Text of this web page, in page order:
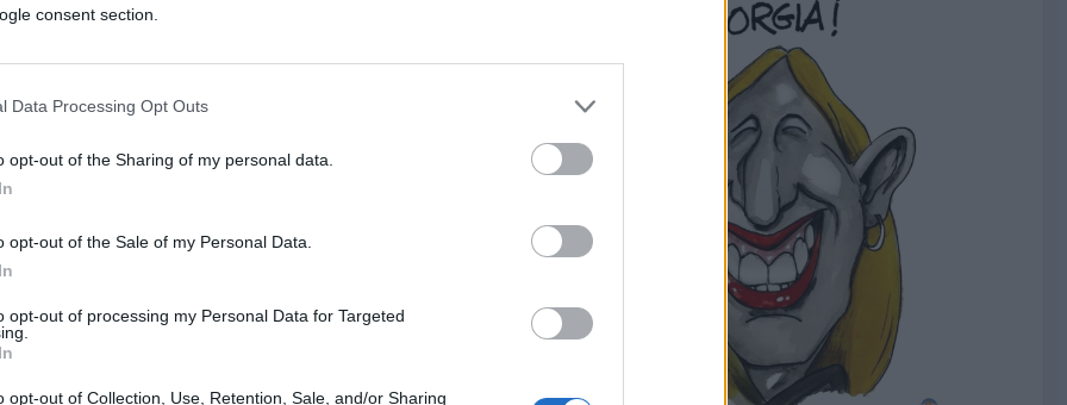
consent section.
Data Processing Opt Outs
opt-out of the Sharing of my personal data.
opt-out of the Sale of my Personal Data.
opt-out of processing my Personal Data for Targeted
opt-out of Collection, Use, Retention, Sale, and/or Sharing
della Cultura» ha esteso i confini
o ideologica che la Meloni ha voluto
propria condizione culturale e
i cui confini sono definiti dall’Unesco:
una parte politica, ma
patrimonio artisticoe all’idea di
di puntare su nomi portatori di un